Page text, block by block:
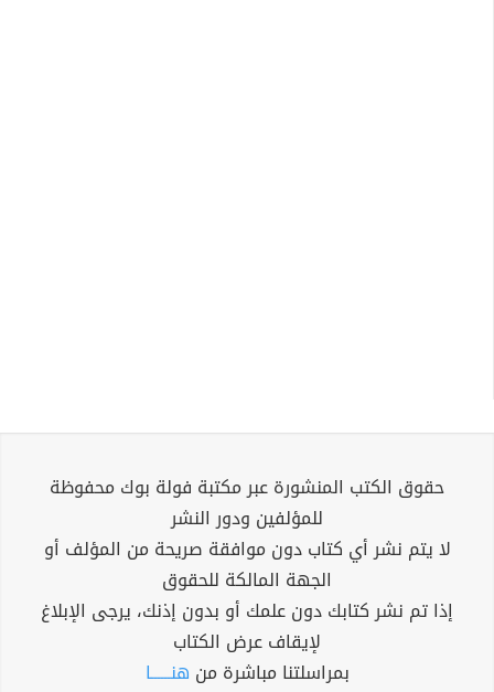
حقوق الكتب المنشورة عبر مكتبة فولة بوك محفوظة
للمؤلفين ودور النشر
لا يتم نشر أي كتاب دون موافقة صريحة من المؤلف أو
الجهة المالكة للحقوق
إذا تم نشر كتابك دون علمك أو بدون إذنك، يرجى الإبلاغ
لإيقاف عرض الكتاب
بمراسلتنا مباشرة من هنــــــا